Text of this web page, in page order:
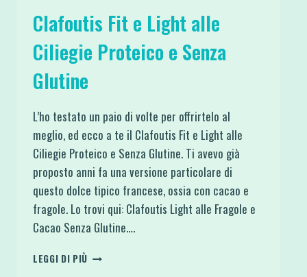
Clafoutis Fit e Light alle
Ciliegie Proteico e Senza
Glutine
L’ho testato un paio di volte per offrirtelo al
meglio, ed ecco a te il Clafoutis Fit e Light alle
Ciliegie Proteico e Senza Glutine. Ti avevo già
proposto anni fa una versione particolare di
questo dolce tipico francese, ossia con cacao e
fragole. Lo trovi qui: Clafoutis Light alle Fragole e
Cacao Senza Glutine….
LEGGI DI PIÙ CLAFOUTIS